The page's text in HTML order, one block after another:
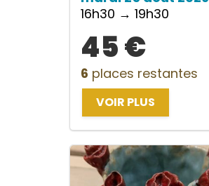
16h30 → 19h30
45 €
6 places restantes
VOIR PLUS